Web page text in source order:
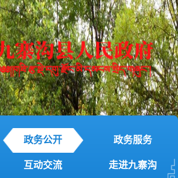
政务公开 政务服务
互动交流 走进九寨沟